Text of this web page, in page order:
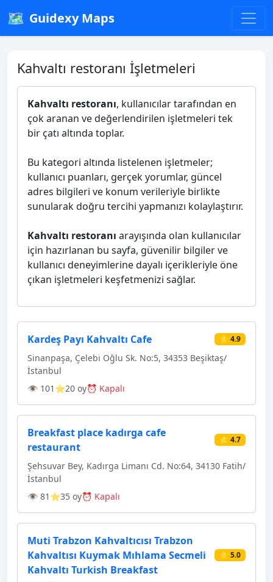
🗺️ Guidexy Maps
Kahvaltı restoranı İşletmeleri
Kahvaltı restoranı, kullanıcılar tarafından en
çok aranan ve değerlendirilen işletmeleri tek
bir çatı altında toplar.
Bu kategori altında listelenen işletmeler;
kullanıcı puanları, gerçek yorumlar, güncel
adres bilgileri ve konum verileriyle birlikte
sunularak doğru tercihi yapmanızı kolaylaştırır.
Kahvaltı restoranı arayışında olan kullanıcılar
için hazırlanan bu sayfa, güvenilir bilgiler ve
kullanıcı deneyimlerine dayalı içerikleriyle öne
çıkan işletmeleri keşfetmenizi sağlar.
Kardeş Payı Kahvaltı Cafe ⭐ 4.9
Sinanpaşa, Çelebi Oğlu Sk. No:5, 34353 Beşiktaş/
İstanbul
👁 101 ⭐20 oy⏰ Kapalı
Breakfast place kadırga cafe
restaurant
⭐ 4.7
Şehsuvar Bey, Kadırga Limanı Cd. No:64, 34130 Fatih/
İstanbul
👁 81 ⭐35 oy⏰ Kapalı
Muti Trabzon Kahvaltıcısı Trabzon
Kahvaltısı Kuymak Mıhlama Secmeli
Kahvaltı Turkish Breakfast
⭐ 5.0